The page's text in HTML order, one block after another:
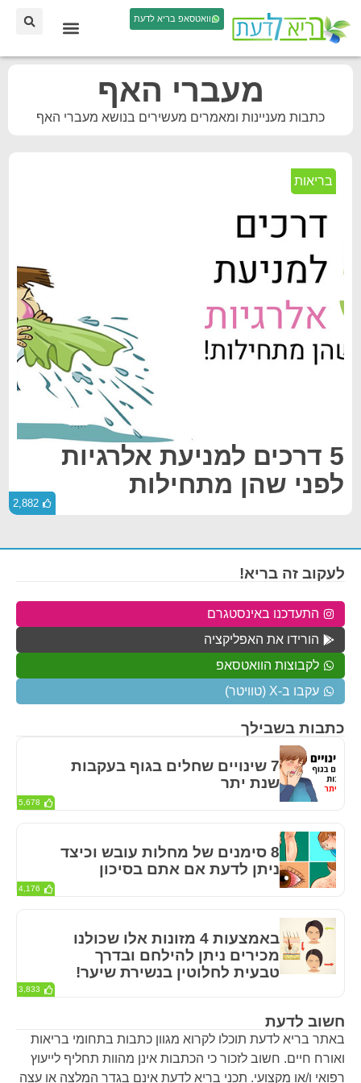
וואטסאפ בריא לדעת
מעברי האף
כתבות מעניינות ומאמרים מעשירים בנושא מעברי האף
בריאות
5 דרכים למניעת אלרגיות
לפני שהן מתחילות
2,882
חשוב לדעת
באתר בריא לדעת תוכלו לקרוא מגוון כתבות בתחומי בריאות
ואורח חיים. חשוב לזכור כי הכתבות אינן מהוות תחליף לייעוץ
רפואי ו/או מקצועי. תכני בריא לדעת אינם בגדר המלצה או עצה
כתבות בשבילך
7 שינויים שחלים בגוף בעקבות
שנת יתר
5,678
8 סימנים של מחלות עובש וכיצד
ניתן לדעת אם אתם בסיכון
4,176
באמצעות 4 מזונות אלו שכולנו
מכירים ניתן להילחם ובדרך
טבעית לחלוטין בנשירת שיער!
3,833
לעקוב זה בריא!
התעדכנו באינסטגרם
הורידו את האפליקציה
לקבוצות הוואטסאפ
עקבו ב-X (טוויטר)